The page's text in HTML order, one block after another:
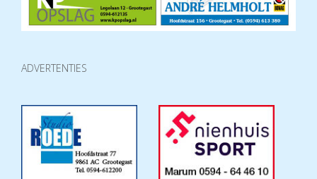
ADVERTENTIES